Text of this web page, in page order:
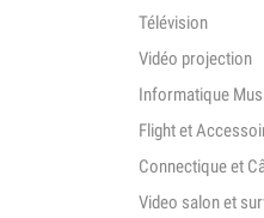
Télévision
Vidéo projection
Informatique
Flight et
Connectique et
Video salon et